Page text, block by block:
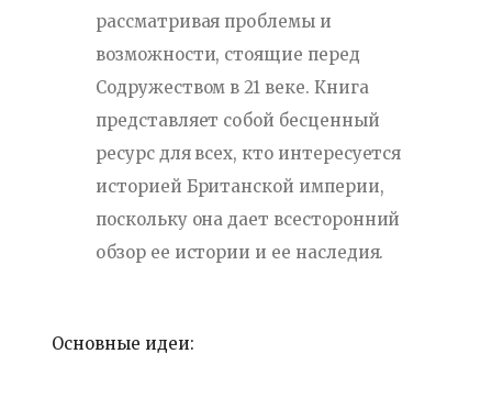
рассматривая проблемы и
возможности, стоящие перед
Содружеством в 21 веке. Книга
представляет собой бесценный
ресурс для всех, кто интересуется
историей Британской империи,
поскольку она дает всесторонний
обзор ее истории и ее наследия.
Основные идеи: